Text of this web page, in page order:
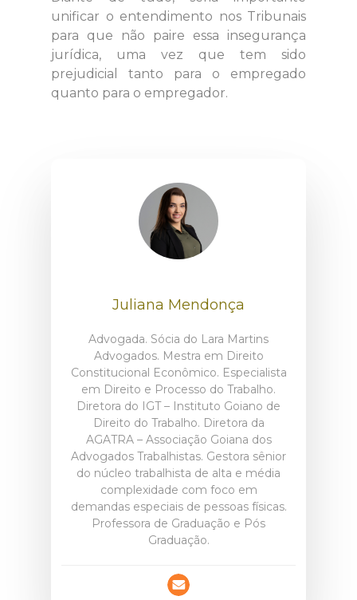
unificar o entendimento nos Tribunais
para que não paire essa insegurança
jurídica, uma vez que tem sido
prejudicial tanto para o empregado
quanto para o empregador.
Juliana Mendonça
Advogada. Sócia do Lara Martins
Advogados. Mestra em Direito
Constitucional Econômico. Especialista
em Direito e Processo do Trabalho.
Diretora do IGT – Instituto Goiano de
Direito do Trabalho. Diretora da
AGATRA – Associação Goiana dos
Advogados Trabalhistas. Gestora sênior
do núcleo trabalhista de alta e média
complexidade com foco em
demandas especiais de pessoas físicas.
Professora de Graduação e Pós
Graduação.